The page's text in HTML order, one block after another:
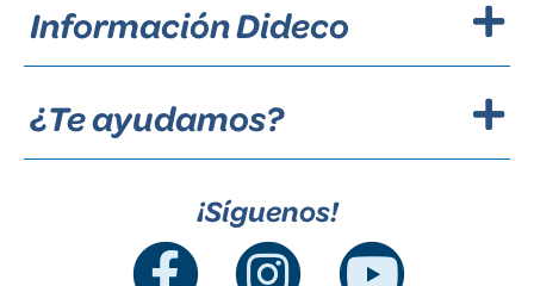
Información Dideco
¿Te ayudamos?
¡Síguenos!